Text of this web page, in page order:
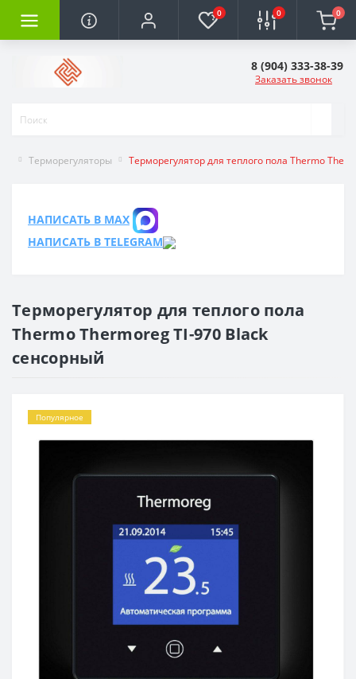
0 0 0
8 (904) 333-38-39
Заказать звонок
Терморегуляторы Терморегулятор для теплого пола Thermo
НАПИСАТЬ В MAX
НАПИСАТЬ В TELEGRAM
Терморегулятор для теплого пола
Thermo Thermoreg TI-970 Black
сенсорный
Популярное